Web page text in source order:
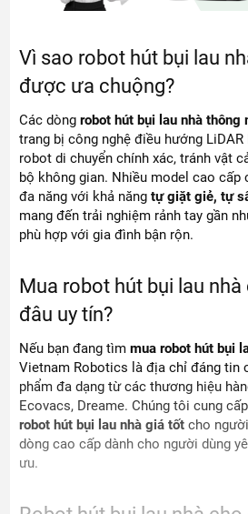
Vì sao robot hút bụi lau
được ưa chuộng?
Các dòngrobot hút bụi lau nhà thông
trang bị công nghệ điều hướng
robot di chuyển chính xác, tránh vật
bộ không gian. Nhiều model cao
đa năng với khả năngtự giặt giẻ, tự
mang đến trải nghiệm rảnh tay gần
phù hợp với gia đình bận rộn.
Mua robot hút bụi lau
đâu uy tín?
Nếu bạn đang tìmmua robot hút bụi
Vietnam Robotics là địa chỉ đáng tin
phẩm đa dạng từ các thương hiệu
Ecovacs, Dreame. Chúng tôi cung
robot hút bụi lau nhà giá tốt cho
dòng cao cấp dành cho người dùng
ưu.